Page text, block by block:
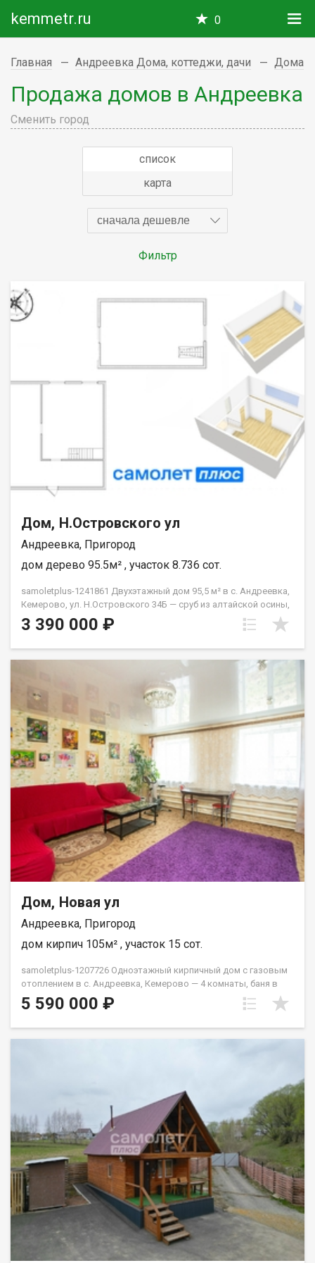
kemmetr.ru 0
Главная Андреевка Дома, коттеджи, дачи Дома
Продажа домов в Андреевка
Сменить город
список
карта
сначала дешевле
Фильтр
Дом, Н.Островского ул
Андреевка, Пригород
дом дерево 95.5м² , участок 8.736 сот.
samoletplus-1241861 Двухэтажный дом 95,5 м² в с. Андреевка,
Кемерово, ул. Н.Островского 34Б — сруб из алтайской осины,
центральная вода, газ подведён по периметру участка.
Доступна сельская ипотека от 3%. Дом построен из бревна
утеплением. Пластиковые окна, утеплённый пол на обоих
этажах. Центральное водоснабжение, двухкамерный септик
(кольца). Газ подведён по периметру участка — техусловия
оформлены, готов к подключению. Один взрослый
собственник, без обременений, несовершеннолетних нет,
свободная продажа. АН «Самолёт Плюс» на рынке
недвижимости Кемерово с 2010 года. Полное сопровождение
сделкиГарантия юридической чистоты сделки Звоните с 9:00
до 21:00 — ответим на вопросы и организуем просмотр!
Шестаков Иван
3 390 000 ₽
Дом, Новая ул
Андреевка, Пригород
дом кирпич 105м² , участок 15 сот.
samoletplus-1207726 Одноэтажный кирпичный дом с газовым
отоплением в с. Андреевка, Кемерово — 4 комнаты, баня в
доме, участок 15 соток. Всё построено — заезжайте и живите.
Продуманная планировка: закрытая веранда, просторный
Пластиковые окна с широкими подоконниками, натяжные
водопровод, канализация. Стены толщиной более 600 мм
плюс утеплитель с ветрозащитой, сайдинг снаружи, профлист
на крыше. Перекрытия — жб плиты, при желании можно
возвести второй этаж. Баня прямо в доме — зимой можно
затопить за считанные минуты. Высокий цоколь с двумя
сухими глубокими подполами для хранения урожая. Во дворе:
гараж на две машины, углярка, дровник, двор и подъезд
забетонированы. На участке 15 соток: клубника, слива,
малина, смородина, яблоня, крыжовник, черноплодка, розы и
тюльпаны. Две большие теплицы, хозблок, летний
водопровод, уличный туалет, курятник. Андреевка в черте
Кемерово: детский сад, школа с подвозом, ФАП, магазины,
ДК, детская площадка, автобус №156 до города. Дороги
5 590 000 ₽